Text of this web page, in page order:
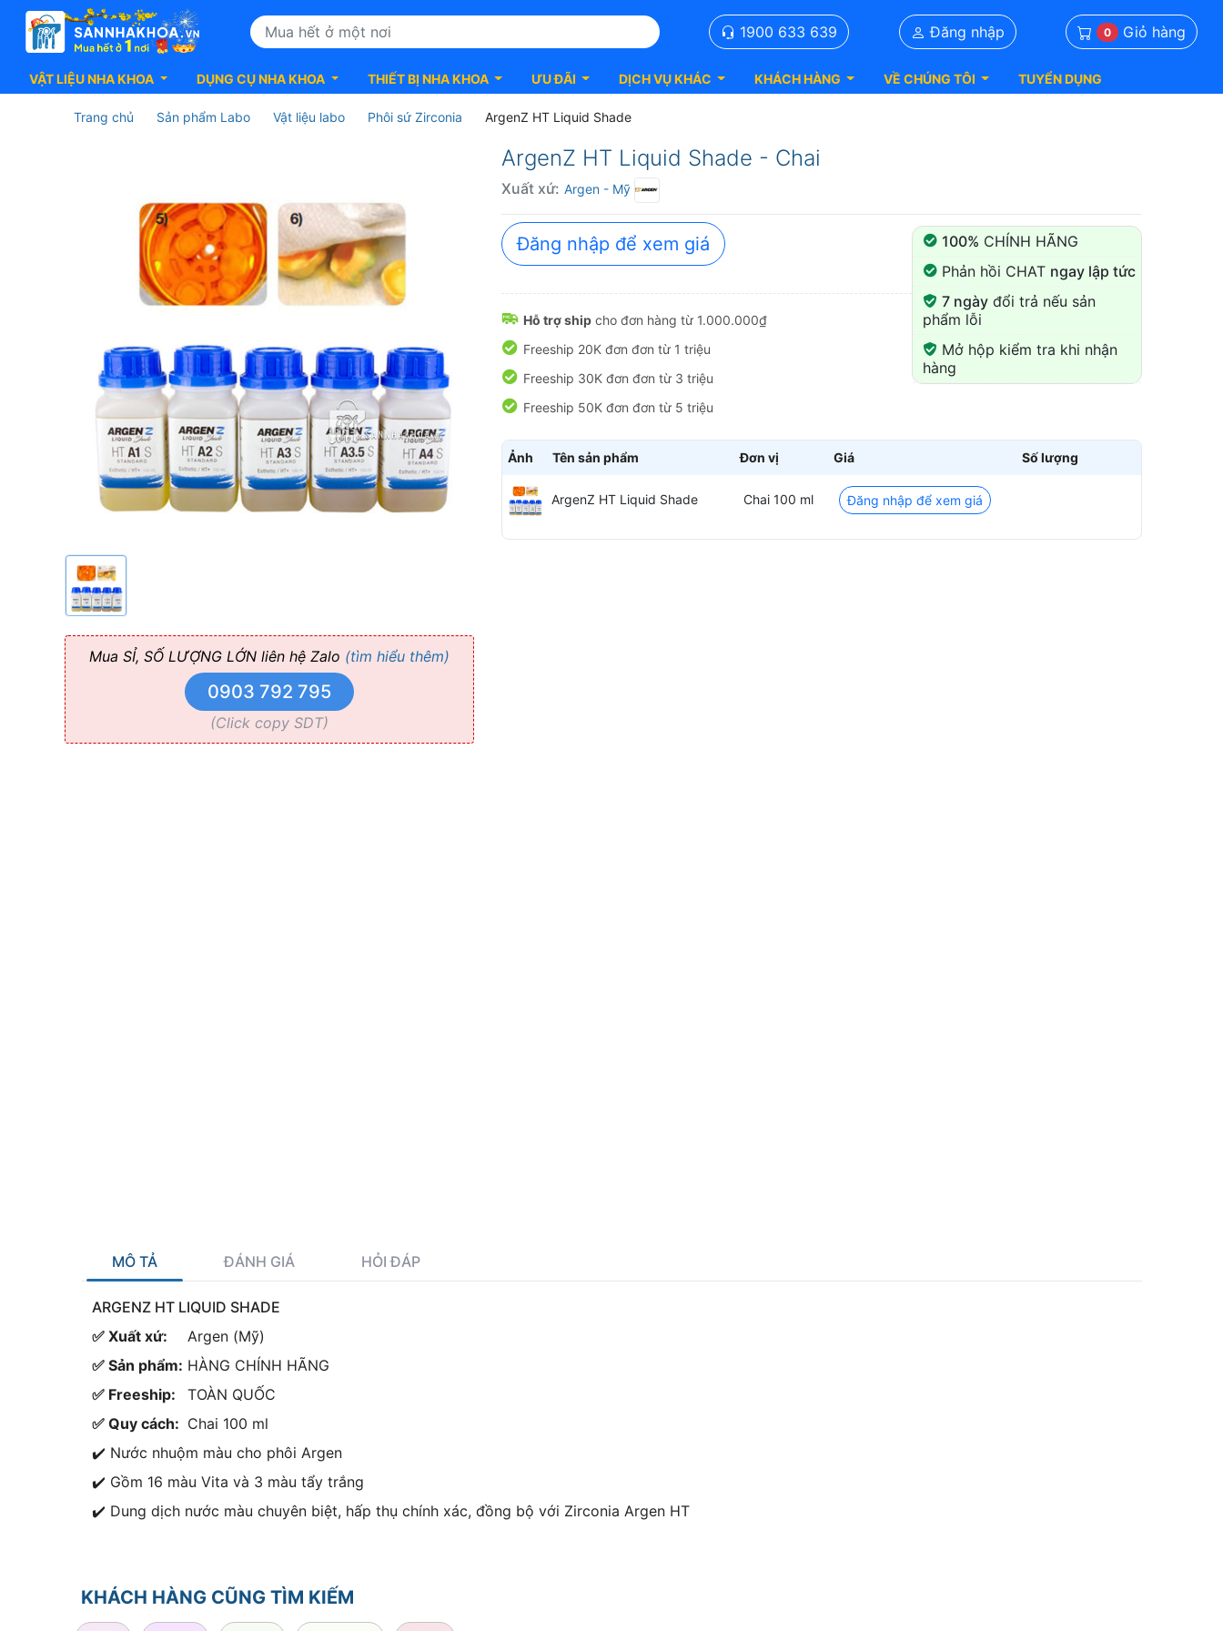
1900 633 639 Đăng nhập 0 Giỏ hàng
VẬT LIỆU NHA KHOA DỤNG CỤ NHA KHOA THIẾT BỊ NHA KHOA ƯU ĐÃI DỊCH VỤ KHÁC KHÁCH HÀNG VỀ CHÚNG TÔI TUYỂN DỤNG
Trang chủ Sản phẩm Labo Vật liệu labo Phôi sứ Zirconia ArgenZ HT Liquid Shade
Liquid
Shade
Mua SỈ, SỐ LƯỢNG LỚN liên hệ Zalo (tìm hiểu thêm)
0903 792 795
(Click copy SDT)
ArgenZ HT Liquid Shade - Chai
Xuất xứ: Argen - Mỹ
100% CHÍNH HÃNG
Phản hồi CHAT ngay lập tức
7 ngàyđổi trả nếu sản
phẩm lỗi
Mở hộp kiểm tra khi nhận
hàng
Đăng nhập để xem giá
Hỗ trợ ship cho đơn hàng từ 1.000.000₫
Freeship 20K đơn đơn từ 1 triệu
Freeship 30K đơn đơn từ 3 triệu
Freeship 50K đơn đơn từ 5 triệu
Ảnh Tên sản phẩm Đơn vị Giá Số lượng
ArgenZ HT Liquid Shade Chai 100 ml Đăng nhập để xem giá
MÔ TẢ ĐÁNH GIÁ HỎI ĐÁP
ARGENZ HT LIQUID SHADE
✅ Xuất xứ:
Argen (Mỹ)
✅ Sản phẩm: HÀNG CHÍNH HÃNG
✅ Freeship:
TOÀN QUỐC
✅ Quy cách: Chai 100 ml
✔️ Nước nhuộm màu cho phôi Argen
✔️ Gồm 16 màu Vita và 3 màu tẩy trắng
✔️ Dung dịch nước màu chuyên biệt, hấp thụ chính xác, đồng bộ với Zirconia Argen HT
KHÁCH HÀNG CŨNG TÌM KIẾM